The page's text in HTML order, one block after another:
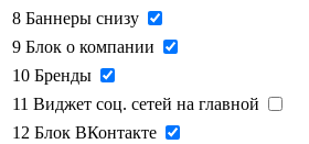
8 Баннеры снизу
9 Блок о компании
10 Бренды
11 Виджет соц. сетей на главной
12 Блок ВКонтакте